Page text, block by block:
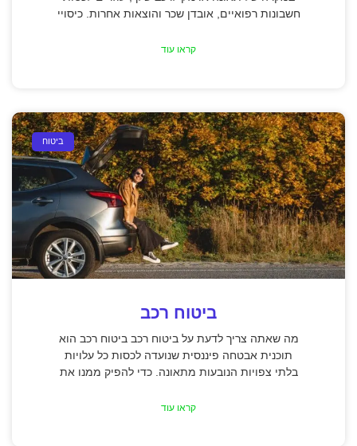
חשבונות רפואיים, אובדן שכר והוצאות אחרות. כיסויי
קראו עוד
ביטוח
ביטוח רכב
מה שאתה צריך לדעת על ביטוח רכב ביטוח רכב הוא
תוכנית אבטחה פיננסית שנועדה לכסות כל עלויות
בלתי צפויות הנובעות מתאונה. כדי להפיק ממנו את
קראו עוד